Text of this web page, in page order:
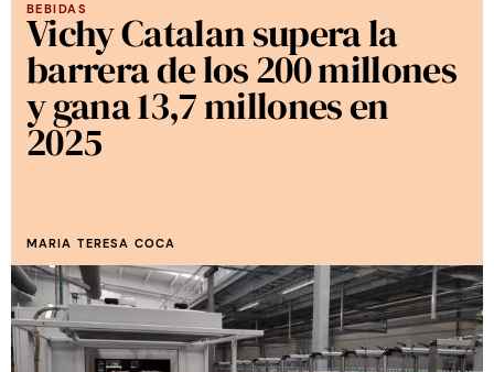
BEBIDAS
Vichy Catalan supera la
barrera de los 200 millones
y gana 13,7 millones en
2025
MARIA TERESA COCA